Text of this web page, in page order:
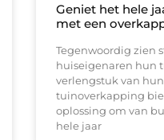
Geniet het hele
met een
Tegenwoordig zien
huiseigenaren hun
verlengstuk van
tuinoverkapping
oplossing om van
hele jaar